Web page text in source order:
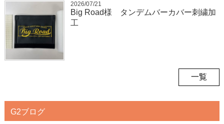
2026/07/21
Big Road様 タンデムバーカバー刺繍加
工
一覧
G2ブログ